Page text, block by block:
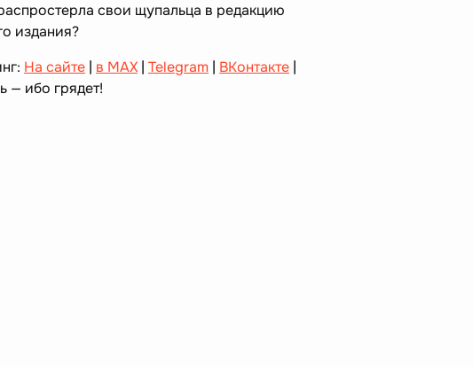
свои щупальца в редакцию
издания?
На сайте | в MAX | Telegram | ВКонтакте |
— ибо грядет!